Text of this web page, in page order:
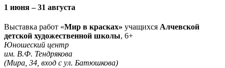
1 июня – 31 августа
Выставка работ «Мир в красках» учащихся Алчевской
детской художественной школы, 6+
Юношеский центр
им. В.Ф. Тендрякова
(Мира, 34, вход с ул. Батюшкова)